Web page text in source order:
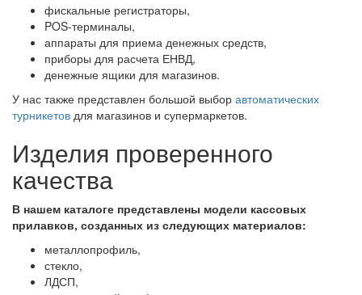
фискальные регистраторы,
POS-терминалы,
аппараты для приема денежных средств,
приборы для расчета ЕНВД,
денежные ящики для магазинов.
У нас также представлен большой выбор автоматических
турникетов для магазинов и супермаркетов.
Изделия проверенного
качества
В нашем каталоге представлены модели кассовых
прилавков, созданных из следующих материалов:
металлопрофиль,
стекло,
ЛДСП,